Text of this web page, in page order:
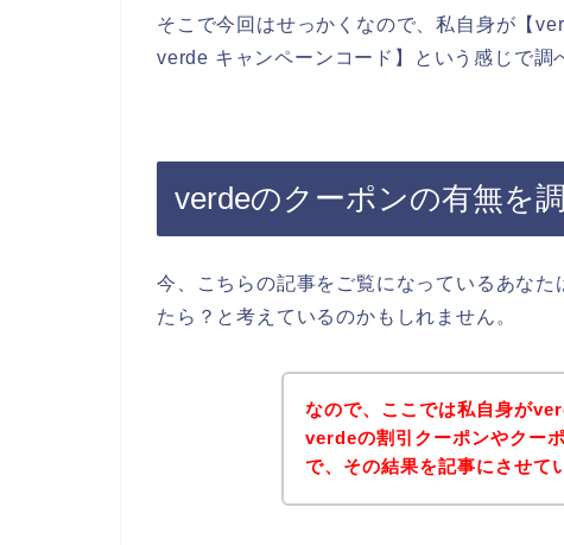
そこで今回はせっかくなので、私自身が【
verde キャンペーンコード】という感じで調
verdeのクーポンの有無を
今、こちらの記事をご覧になっているあな
たら？と考えているのかもしれません。
なので、ここでは私自身が
verdeの割引クーポンやクー
で、その結果を記事にさせて